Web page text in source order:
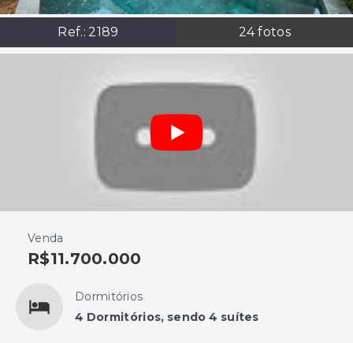
Ref.: 2189 24fotos
Venda
R$11.700.000
Dormitórios
4 Dormitórios, sendo 4 suítes